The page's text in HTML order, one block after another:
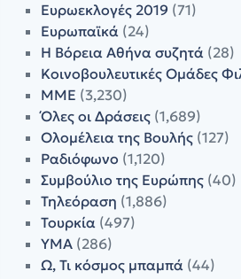
Ευρωεκλογές 2019 (71)
Ευρωπαϊκά(24)
Η Βόρεια Αθήνα συζητά(28)
Κοινοβουλευτικές Ομάδες
ΜΜΕ (3,230)
Όλες οι Δράσεις(1,689)
Ολομέλεια της Βουλής(127)
Ραδιόφωνο (1,120)
Συμβούλιο της Ευρώπης(40)
Τηλεόραση (1,886)
Τουρκία(497)
ΥΜΑ(286)
Ω, Τι κόσμος μπαμπά(44)